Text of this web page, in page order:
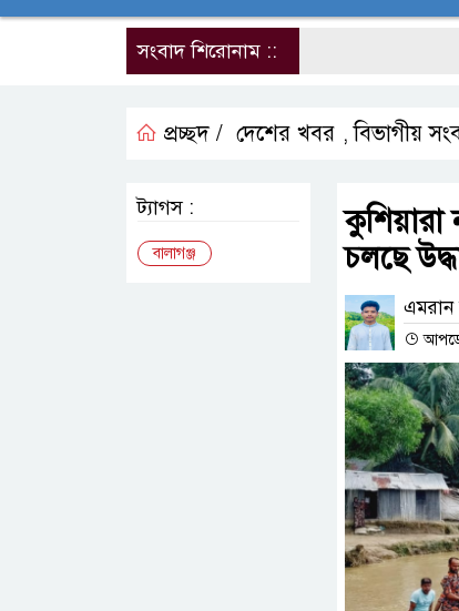
সংবাদ শিরোনাম ::
প্রচ্ছদ / দেশের খবর ,বিভাগীয়
চলছে
ট্যাগস :
বালাগঞ্জ